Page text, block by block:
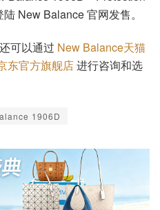
New Balance 官网发售。
可以通过 New Balance天猫
东官方旗舰店进行咨询和选
1906D